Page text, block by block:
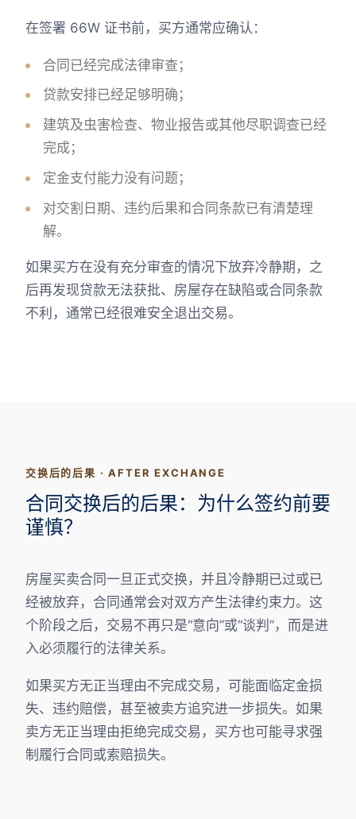
在签署 66W 证书前，买方通常应确认：
合同已经完成法律审查；
贷款安排已经足够明确；
建筑及虫害检查、物业报告或其他尽职调查已经
完成；
定金支付能力没有问题；
对交割日期、违约后果和合同条款已有清楚理
解。
如果买方在没有充分审查的情况下放弃冷静期，之
后再发现贷款无法获批、房屋存在缺陷或合同条款
不利，通常已经很难安全退出交易。
交换后的后果 · AFTER EXCHANGE
合同交换后的后果：为什么签约前要
谨慎？
房屋买卖合同一旦正式交换，并且冷静期已过或已
经被放弃，合同通常会对双方产生法律约束力。这
个阶段之后，交易不再只是“意向”或“谈判”，而是进
入必须履行的法律关系。
如果买方无正当理由不完成交易，可能面临定金损
失、违约赔偿，甚至被卖方追究进一步损失。如果
卖方无正当理由拒绝完成交易，买方也可能寻求强
制履行合同或索赔损失。